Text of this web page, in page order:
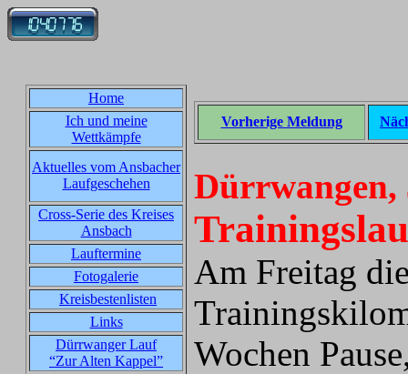
Home
Ich und meine
Wettkämpfe
Aktuelles vom Ansbacher
Laufgeschehen
Cross-Serie des Kreises
Ansbach
Lauftermine
Fotogalerie
Kreisbestenlisten
Links
Dürrwanger Lauf
“Zur Alten Kappel”
Vorherige Meldung
Dürrwangen,
Am Freitag
Wochen